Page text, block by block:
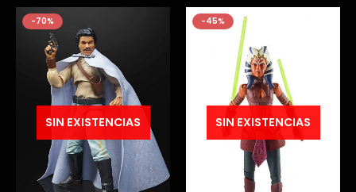
-70%
SIN EXISTENCIAS
-45%
SIN EXISTENCIAS